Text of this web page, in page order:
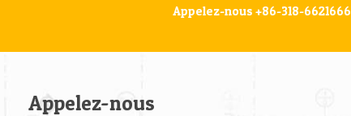
Appelez-nous +86-318-6621666
Appelez-nous